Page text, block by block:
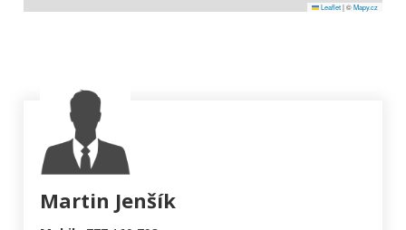
Leaflet |©Mapy.cz
Martin Jenšík